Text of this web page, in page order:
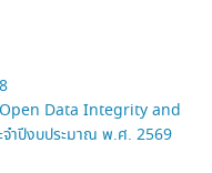
Data Integrity and
ำปีงบประมาณ พ.ศ. 2569